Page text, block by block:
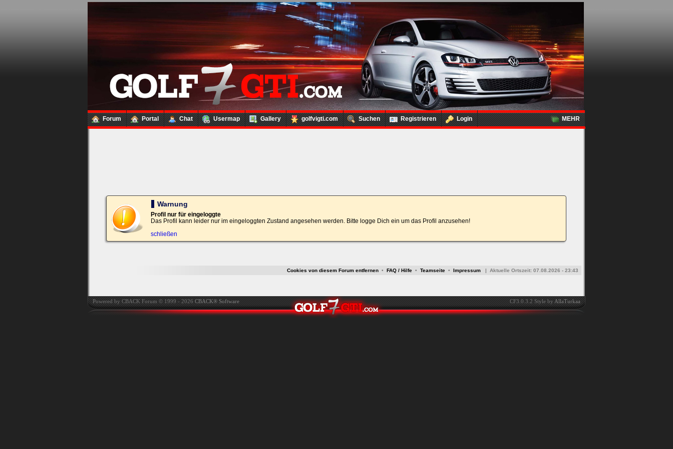
Forum Portal Chat Usermap Gallery golfvigti.com Suchen Registrieren Login MEHR
Loginbox
Trage
bitte
in
die
nachfolgenden
Felder
Deinen
Benutzernamen
und
Kennwort
ein,
um
Bei jedem Besuch
automatisch einloggen.
Warnung
Profil nur für eingeloggte
Das Profil kann leider nur im eingeloggten Zustand angesehen werden. Bitte logge Dich ein um das Profil anzusehen!
schließen
Cookies von diesem Forum entfernen • FAQ / Hilfe • Teamseite • Impressum | Aktuelle Ortszeit: 07.08.2026 - 23:43
Powered by CBACK Forum © 1999 - 2026CBACK® Software CF3.0.3.2 Style byAllaTurkaa